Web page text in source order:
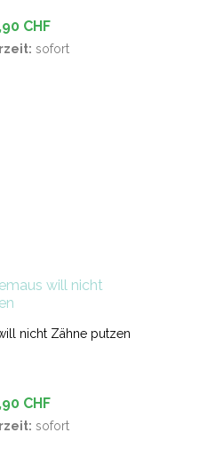
CHF
sofort
nicht Zähne putzen
CHF
sofort